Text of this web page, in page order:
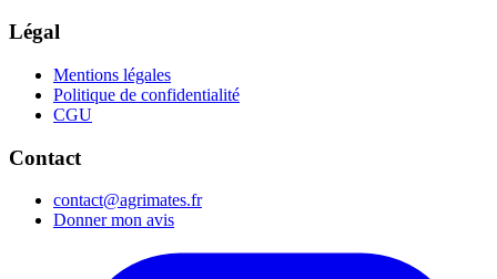
Légal
Mentions légales
Politique de confidentialité
CGU
Contact
contact@agrimates.fr
Donner mon avis